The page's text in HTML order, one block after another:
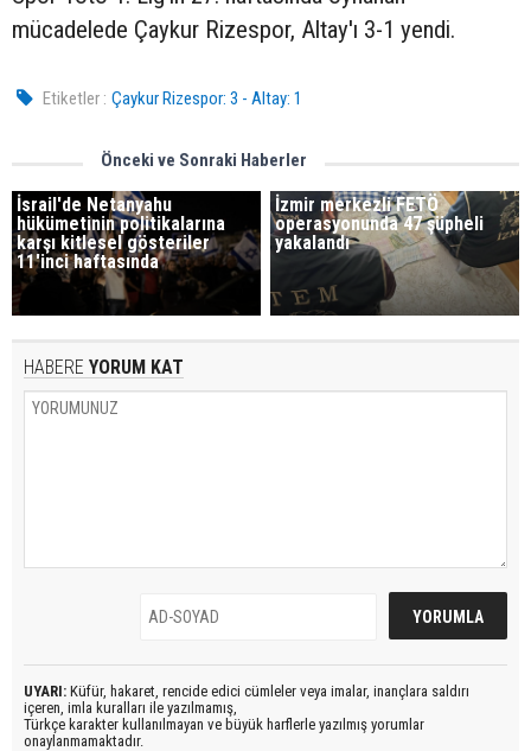
mücadelede Çaykur Rizespor, Altay'ı 3-1 yendi.
Etiketler : Çaykur Rizespor: 3 - Altay: 1
Önceki ve Sonraki Haberler
İsrail'de Netanyahu
hükümetinin politikalarına
karşı kitlesel gösteriler
11'inci haftasında
İzmir merkezli FETÖ
operasyonunda 47 şüpheli
yakalandı
HABERE YORUM KAT
UYARI: Küfür, hakaret, rencide edici cümleler veya imalar, inançlara saldırı
içeren, imla kuralları ile yazılmamış,
Türkçe karakter kullanılmayan ve büyük harflerle yazılmış yorumlar
onaylanmamaktadır.